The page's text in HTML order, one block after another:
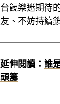
台饒樂迷期待
友、不妨持續
延伸閱讀： 誰
頭籌